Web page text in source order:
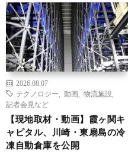
2026.08.07
テクノロジー
動画 物流施設
記者会見など
【現地取材・動画】霞ヶ関キ
ャピタル、川崎・東扇島の冷
凍自動倉庫を公開